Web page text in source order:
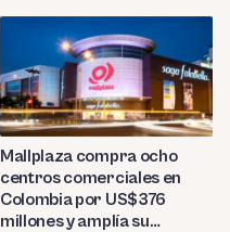
Mallplaza compra ocho
centros comerciales en
Colombia por US$376
millones y amplía su